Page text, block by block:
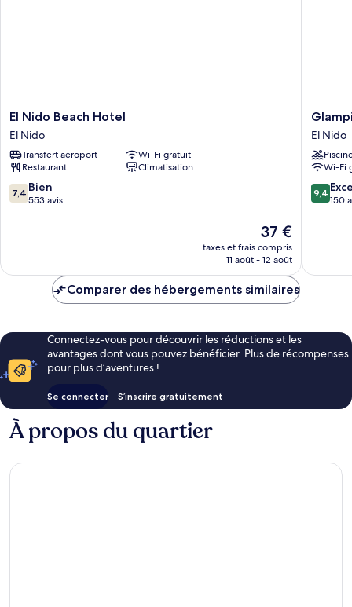
El
Nido
Beach
Hotel
El
Nido
El Nido Beach Hotel
El Nido
Transfert aéroport
Wi-Fi gratuit
Restaurant
Climatisation
7.4
sur
7,4 Bien
553 avis
Le
nouveau
prix
de
37 €
taxes et frais compris
11 août - 12 août
at
Karuna
El
Nido
El
Nido
El Nido
Wi-Fi
9.4
sur
9,4
150
Comparer des hébergements similaires
Connectez-vous pour découvrir les réductions et les
avantages dont vous pouvez bénéficier. Plus de récompenses
pour plus d’aventures !
Se connecter S’inscrire gratuitement
À propos du quartier